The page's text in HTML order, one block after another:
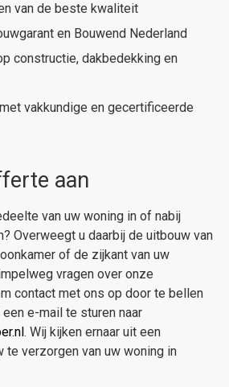
van de beste kwaliteit
en Bouwend Nederland
constructie, dakbedekking en
vakkundige en gecertificeerde
aan
van uw woning in of nabij
Overweegt u daarbij de uitbouw van
of de zijkant van uw
vragen over onze
contact met ons op door te bellen
e-mail te sturen naar
. Wij kijken ernaar uit een
verzorgen van uw woning in